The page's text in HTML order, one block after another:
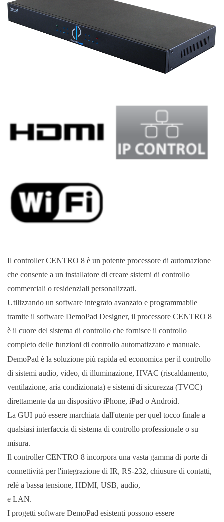
Il controller CENTRO 8 è un potente processore di automazione
che consente a un installatore di creare sistemi di controllo
commerciali o residenziali personalizzati.
Utilizzando un software integrato avanzato e programmabile
tramite il software DemoPad Designer, il processore CENTRO 8
è il cuore del sistema di controllo che fornisce il controllo
completo delle funzioni di controllo automatizzato e manuale.
DemoPad è la soluzione più rapida ed economica per il controllo
di sistemi audio, video, di illuminazione, HVAC (riscaldamento,
ventilazione, aria condizionata) e sistemi di sicurezza (TVCC)
direttamente da un dispositivo iPhone, iPad o Android.
La GUI può essere marchiata dall'utente per quel tocco finale a
qualsiasi interfaccia di sistema di controllo professionale o su
misura.
Il controller CENTRO 8 incorpora una vasta gamma di porte di
connettività per l'integrazione di IR, RS-232, chiusure di contatti,
relè a bassa tensione, HDMI, USB, audio,
e LAN.
I progetti software DemoPad esistenti possono essere